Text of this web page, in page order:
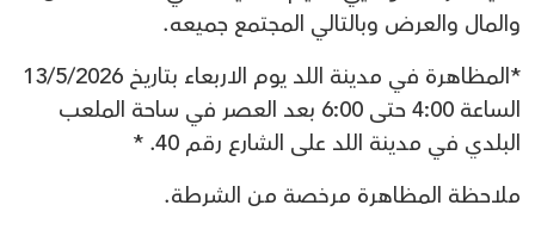
والمال والعرض وبالتالي المجتمع جميعه.
*المظاهرة في مدينة اللد يوم الاربعاء بتاريخ 13/5/2026
الساعة 4:00 حتى 6:00 بعد العصر في ساحة الملعب
البلدي في مدينة اللد على الشارع رقم 40. *
ملاحظة المظاهرة مرخصة من الشرطة.